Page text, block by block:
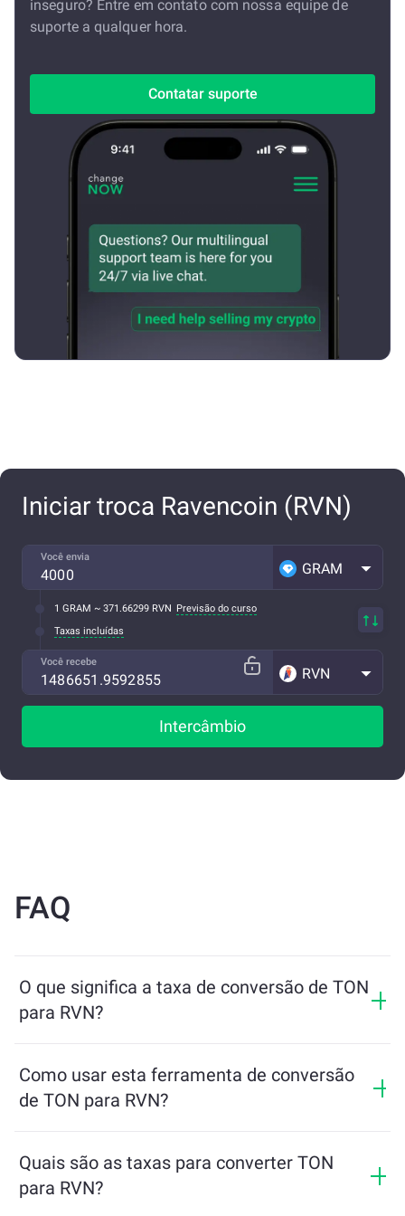
inseguro? Entre em contato com nossa equipe de
suporte a qualquer hora.
Contatar suporte
Iniciar troca Ravencoin (RVN)
Você envia
GRAM
1 GRAM ~ 371.66299 RVN Previsão do curso
Taxas incluídas
Você recebe
RVN
Intercâmbio
FAQ
O que significa a taxa de conversão de TON
para RVN?
receberá em troca de TON. Essa taxa varia de acordo
com as condições de mercado, a oferta e a demanda, e
a liquidez.
Como usar esta ferramenta de conversão
de TON para RVN?
a ferramenta calculará o valor estimado de RVN que
você receberá. Depois, siga os passos para concluir a
transação.
Quais são as taxas para converter TON
para RVN?